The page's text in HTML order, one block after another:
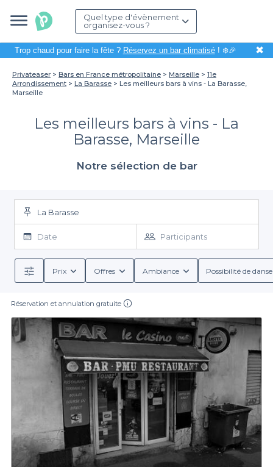
Quel type d'évènement
organisez-vous ?
Trop chaud pour faire la fête ? Réservez un bar climatisé! ❄️🎉 ✖
Privateaser Bars en France métropolitaine Marseille
11e
Arrondissement
La Barasse
Les meilleurs bars à vins - La Barasse,
Marseille
Les meilleurs bars à vins - La
Barasse, Marseille
Notre sélection de bar
La Barasse
Date Participants
Prix Offres Ambiance Possibilité de
Réservation et annulation gratuite